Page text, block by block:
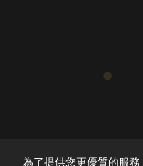
為了提供您更優質的服